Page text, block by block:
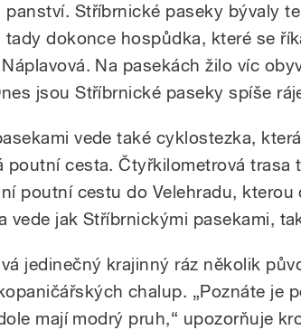
panství. Stříbrnické paseky bývaly
tady dokonce hospůdka, které se
Na pasekách žilo víc
jsou Stříbrnické paseky spíše
vede také cyklostezka,
poutní cesta. Čtyřkilometrová trasa
poutní cestu do Velehradu, kterou
vede jak Stříbrnickými pasekami,
jedinečný krajinný ráz několik
chalup. „Poznáte je
mají modrý pruh,“ upozorňuje